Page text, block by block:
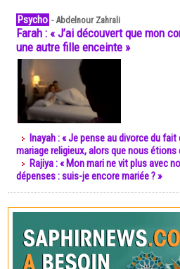
Psycho -Abdelnour Zahrali
Farah : « J’ai découvert que mon
une autre fille enceinte »
Inayah : « Je pense au divorce du
mariage religieux, alors que nous étions
Rajiya : « Mon mari ne vit plus avec
dépenses : suis-je encore mariée ? »